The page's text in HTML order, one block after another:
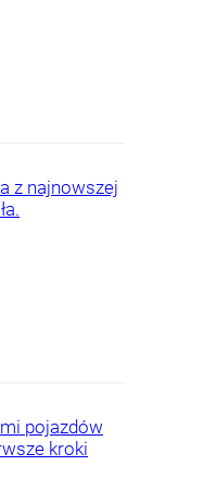
z najnowszej
pojazdów
kroki